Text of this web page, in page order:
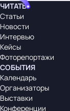
ЧИТАТЬ
Статьи
Новости
Интервью
Кейсы
Фоторепортажи
СОБЫТИЯ
Календарь
Организаторы
Выставки
Конференции